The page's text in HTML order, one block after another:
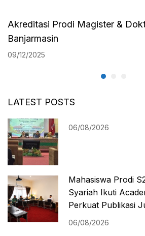
Antasari 2024
Akreditasi Prodi Magister &
Banjarmasin
09/12/2025
LATEST POSTS
06/08/2026
Mahasiswa Prodi
Syariah Ikuti
Perkuat Publikasi
06/08/2026